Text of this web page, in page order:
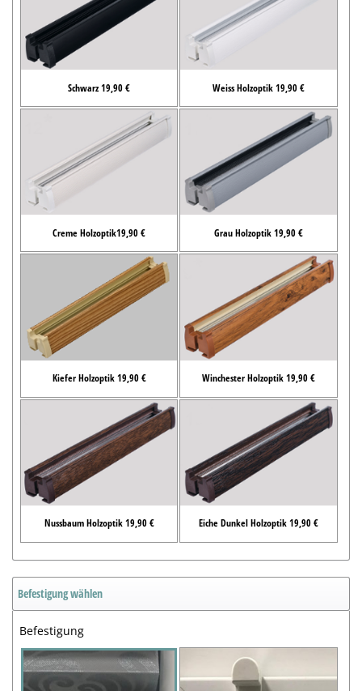
Schwarz 19,90 € Weiss Holzoptik 19,90 €
Creme Holzoptik19,90 € Grau Holzoptik 19,90 €
Kiefer Holzoptik 19,90 € Winchester Holzoptik 19,90 €
Nussbaum Holzoptik 19,90 € Eiche Dunkel Holzoptik 19,90 €
Befestigung wählen
Befestigung